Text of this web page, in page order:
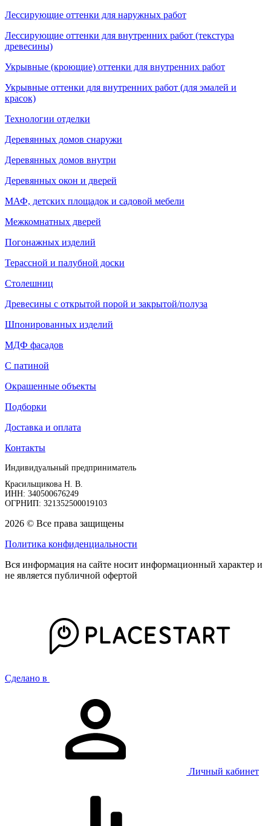
Лессирующие оттенки для наружных работ
Лессирующие оттенки для внутренних работ (текстура
древесины)
Укрывные (кроющие) оттенки для внутренних работ
Укрывные оттенки для внутренних работ (для эмалей и
красок)
Технологии отделки
Деревянных домов снаружи
Деревянных домов внутри
Деревянных окон и дверей
МАФ, детских площадок и садовой мебели
Межкомнатных дверей
Погонажных изделий
Терассной и палубной доски
Столешниц
Древесины с открытой порой и закрытой/полуза
Шпонированных изделий
МДФ фасадов
С патиной
Окрашенные объекты
Подборки
Доставка и оплата
Контакты
Индивидуальный предприниматель
Красильщикова Н. В.
ИНН: 340500676249
ОГРНИП: 321352500019103
2026 © Все права защищены
Политика конфиденциальности
Вся информация на сайте носит информационный характер и
не является публичной офертой
Сделано в
Личный кабинет